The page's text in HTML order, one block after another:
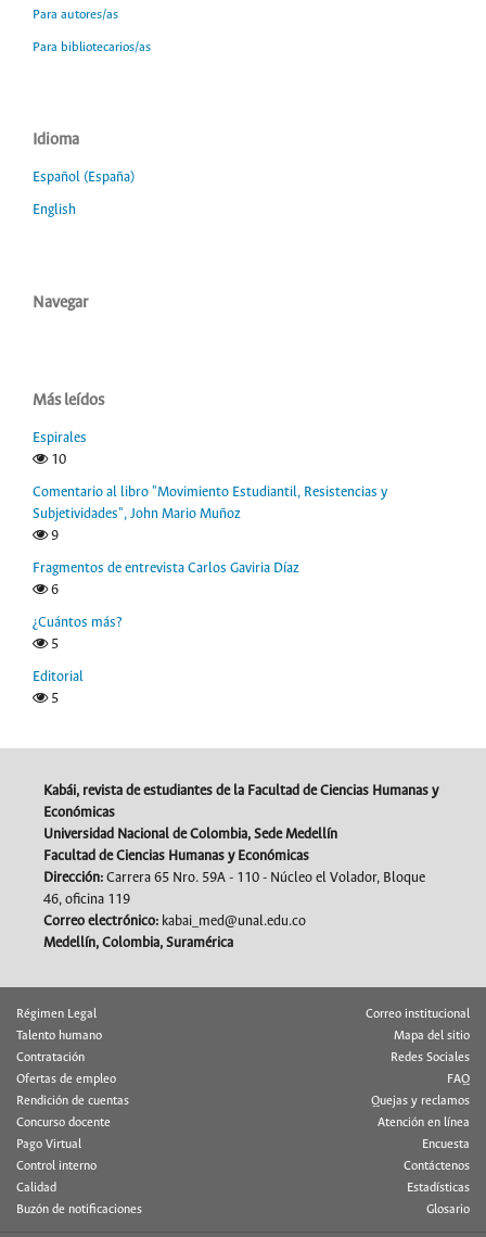
Para autores/as
Para bibliotecarios/as
Idioma
Español (España)
English
Navegar
Más leídos
Espirales
10
Comentario al libro "Movimiento Estudiantil, Resistencias y
Subjetividades", John Mario Muñoz
9
Fragmentos de entrevista Carlos Gaviria Díaz
6
¿Cuántos más?
5
Editorial
5
Kabái, revista de estudiantes de la Facultad de Ciencias Humanas y
Económicas
Universidad Nacional de Colombia, Sede Medellín
Facultad de Ciencias Humanas y Económicas
Dirección: Carrera 65 Nro. 59A - 110 - Núcleo el Volador, Bloque
46, oficina 119
Correo electrónico: kabai_med@unal.edu.co
Medellín, Colombia, Suramérica
Régimen Legal
Talento humano
Contratación
Ofertas de empleo
Rendición de cuentas
Concurso docente
Pago Virtual
Control interno
Calidad
Buzón de notificaciones
Correo institucional
Mapa del sitio
Redes Sociales
FAQ
Quejas y reclamos
Atención en línea
Encuesta
Contáctenos
Estadísticas
Glosario